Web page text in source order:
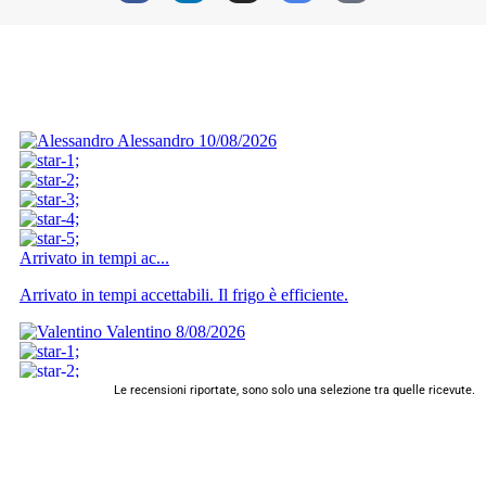
Le recensioni riportate, sono solo una selezione tra quelle ricevute.